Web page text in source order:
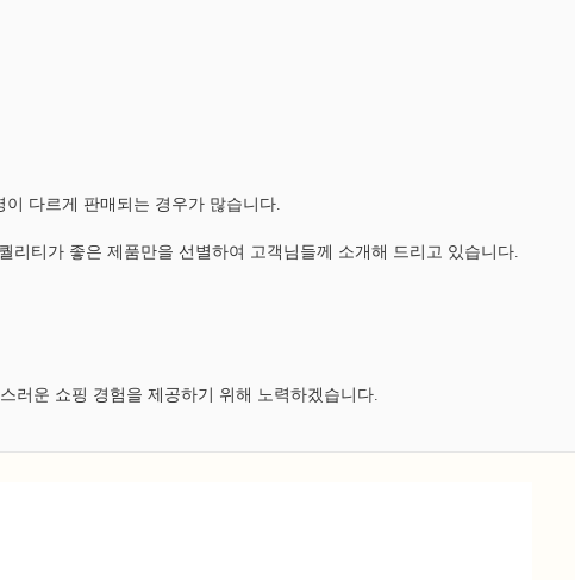
다르게 판매되는 경우가 많습니다.
티가 좋은 제품만을 선별하여 고객님들께 소개해 드리고 있습니다.
러운 쇼핑 경험을 제공하기 위해 노력하겠습니다.